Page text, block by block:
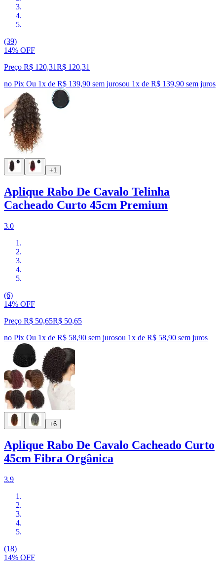
(39)
14% OFF
Preço R$ 120,31R$ 120,31
no Pix Ou 1x de R$ 139,90 sem jurosou 1x de R$ 139,90 sem juros
+1
Aplique Rabo De Cavalo Telinha
Cacheado Curto 45cm Premium
3.0
(6)
14% OFF
Preço R$ 50,65R$ 50,65
no Pix Ou 1x de R$ 58,90 sem jurosou 1x de R$ 58,90 sem juros
+6
Aplique Rabo De Cavalo Cacheado Curto
45cm Fibra Orgânica
3.9
(18)
14% OFF